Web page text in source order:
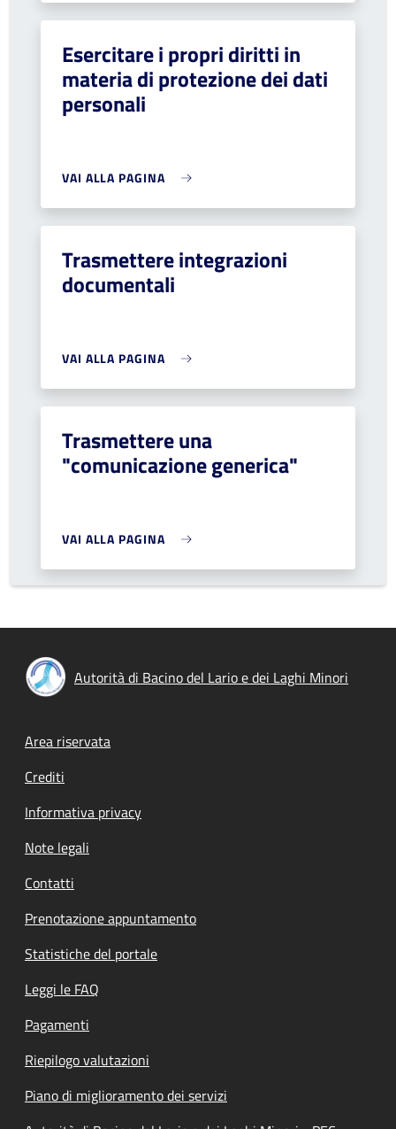
Esercitare i propri diritti in
materia di protezione dei dati
personali
VAI ALLA PAGINA
Trasmettere integrazioni
documentali
VAI ALLA PAGINA
Trasmettere una
"comunicazione generica"
VAI ALLA PAGINA
Autorità di Bacino del Lario e dei Laghi Minori
Footer menu
Area riservata
Crediti
Informativa privacy
Note legali
Contatti
Prenotazione appuntamento
Statistiche del portale
Leggi le FAQ
Pagamenti
Riepilogo valutazioni
Piano di miglioramento dei servizi